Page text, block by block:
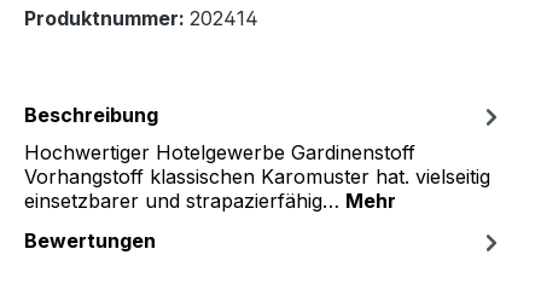
Produktnummer: 202414
Beschreibung
Hochwertiger Hotelgewerbe Gardinenstoff
Vorhangstoff klassischen Karomuster hat. vielseitig
einsetzbarer und strapazierfähig… Mehr
Bewertungen